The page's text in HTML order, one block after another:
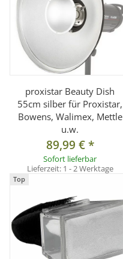
proxistar Beauty Dish
55cm silber für Proxistar,
Bowens, Walimex, Mettle
u.w.
89,99 €*
Sofort lieferbar
Lieferzeit: 1 - 2 Werktage
Top